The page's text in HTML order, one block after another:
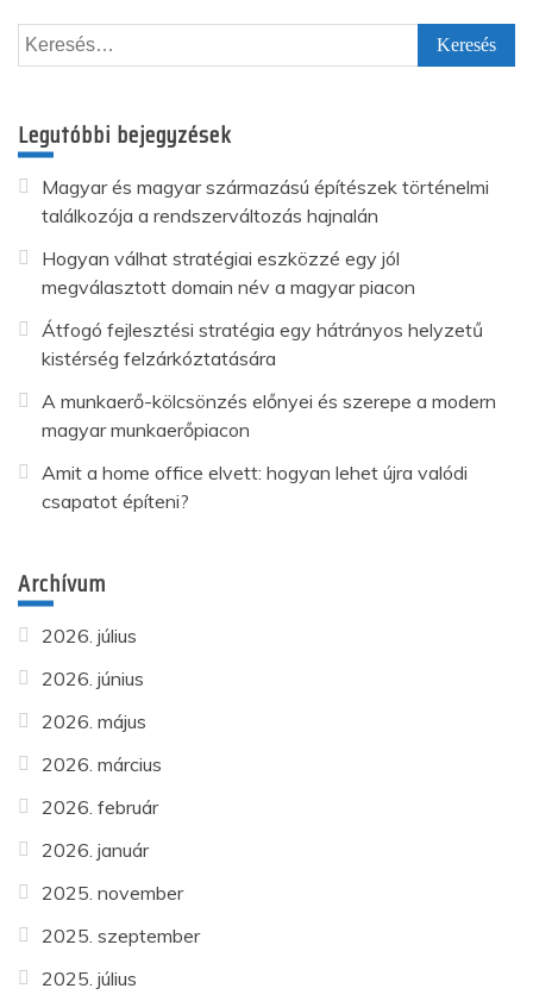
Keresés:
Legutóbbi bejegyzések
Magyar és magyar származású építészek történelmi
találkozója a rendszerváltozás hajnalán
Hogyan válhat stratégiai eszközzé egy jól
megválasztott domain név a magyar piacon
Átfogó fejlesztési stratégia egy hátrányos helyzetű
kistérség felzárkóztatására
A munkaerő-kölcsönzés előnyei és szerepe a modern
magyar munkaerőpiacon
Amit a home office elvett: hogyan lehet újra valódi
csapatot építeni?
Archívum
2026. július
2026. június
2026. május
2026. március
2026. február
2026. január
2025. november
2025. szeptember
2025. július